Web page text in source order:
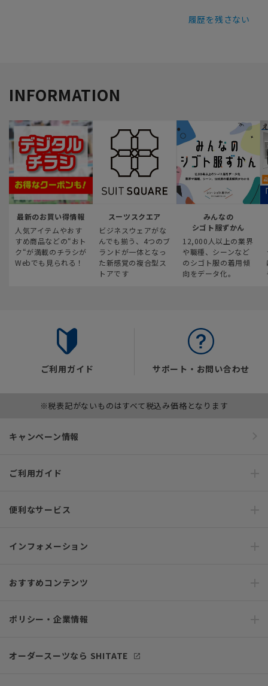
履歴を残さない
INFORMATION
最新のお買い得情報
人気アイテムやおす
すめ商品などの“おト
ク“が満載のチラシが
Webでも見られる！
スーツスクエア
ビジネスウェアがな
んでも揃う、4つのブ
ランドが一体となっ
た新感覚の複合型ス
トアです
みんなの
シゴト服ずかん
12,000人以上の業界
や職種、シーンなど
のシゴト服の着用傾
向をデータ化。
ご利用ガイド サポート・お問い合わせ
※税表記がないものはすべて税込み価格となります
キャンペーン情報
ご利用ガイド
便利なサービス
インフォメーション
おすすめコンテンツ
ポリシー・企業情報
オーダースーツなら SHITATE